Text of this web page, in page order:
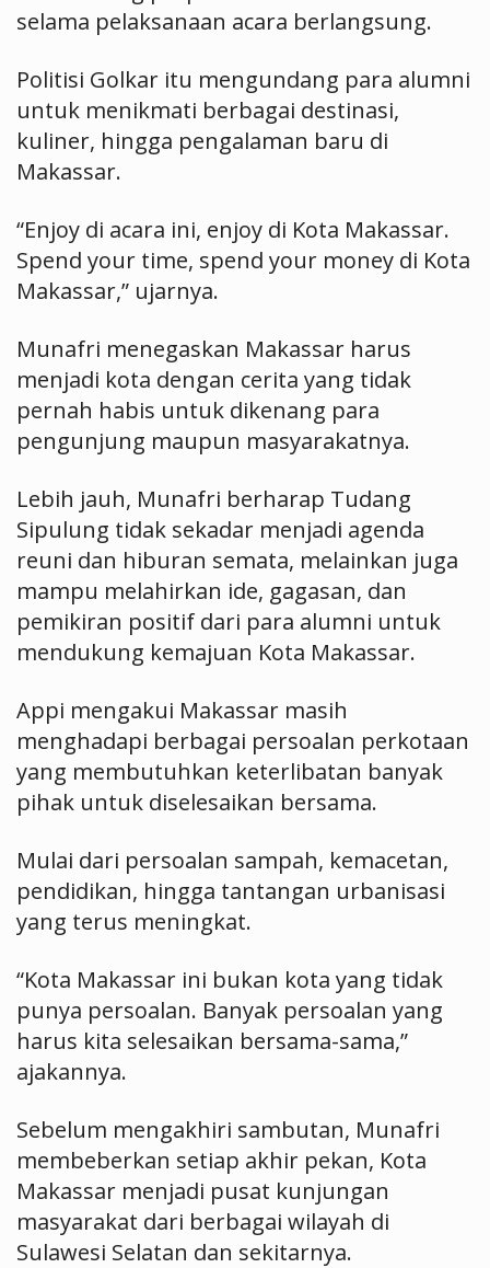
selama pelaksanaan acara berlangsung.
Politisi Golkar itu mengundang para alumni
untuk menikmati berbagai destinasi,
kuliner, hingga pengalaman baru di
Makassar.
“Enjoy di acara ini, enjoy di Kota Makassar.
Spend your time, spend your money di Kota
Makassar,” ujarnya.
Munafri menegaskan Makassar harus
menjadi kota dengan cerita yang tidak
pernah habis untuk dikenang para
pengunjung maupun masyarakatnya.
Lebih jauh, Munafri berharap Tudang
Sipulung tidak sekadar menjadi agenda
reuni dan hiburan semata, melainkan juga
mampu melahirkan ide, gagasan, dan
pemikiran positif dari para alumni untuk
mendukung kemajuan Kota Makassar.
Appi mengakui Makassar masih
menghadapi berbagai persoalan perkotaan
yang membutuhkan keterlibatan banyak
pihak untuk diselesaikan bersama.
Mulai dari persoalan sampah, kemacetan,
pendidikan, hingga tantangan urbanisasi
yang terus meningkat.
“Kota Makassar ini bukan kota yang tidak
punya persoalan. Banyak persoalan yang
harus kita selesaikan bersama-sama,”
ajakannya.
Sebelum mengakhiri sambutan, Munafri
membeberkan setiap akhir pekan, Kota
Makassar menjadi pusat kunjungan
masyarakat dari berbagai wilayah di
Sulawesi Selatan dan sekitarnya.